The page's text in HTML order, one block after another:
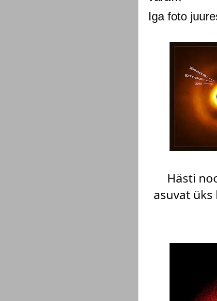
Iga foto
Hästi
asuvat